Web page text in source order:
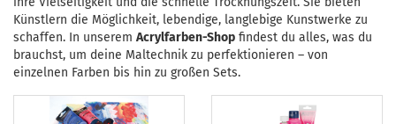
Künstlern die Möglichkeit, lebendige, langlebige Kunstwerke zu
schaffen. In unserem Acrylfarben-Shop findest du alles, was du
brauchst, um deine Maltechnik zu perfektionieren – von
einzelnen Farben bis hin zu großen Sets.